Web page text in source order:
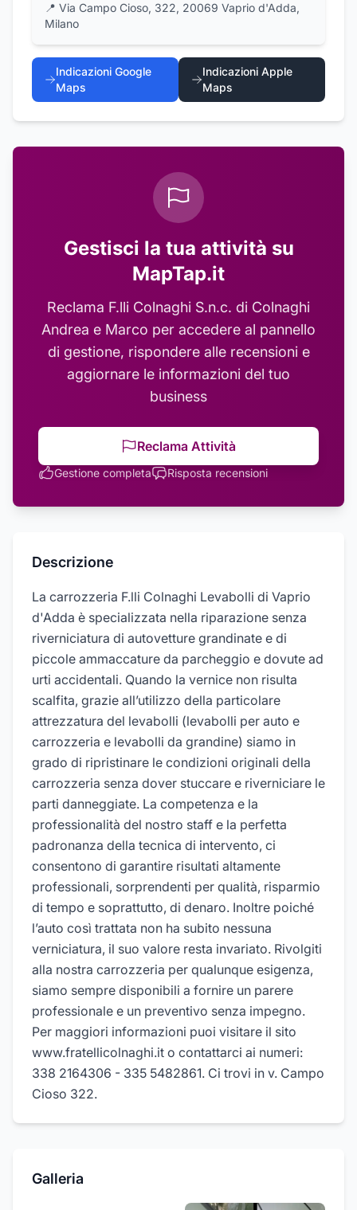
📍 Via Campo Cioso, 322, 20069 Vaprio d'Adda,
Milano
Indicazioni Google
Maps
Indicazioni Apple
Maps
Gestisci la tua attività su
MapTap.it
Reclama F.lli Colnaghi S.n.c. di Colnaghi
Andrea e Marco per accedere al pannello
di gestione, rispondere alle recensioni e
aggiornare le informazioni del tuo
business
Reclama Attività
Gestione completa Risposta recensioni
Descrizione
La carrozzeria F.lli Colnaghi Levabolli di Vaprio
d'Adda è specializzata nella riparazione senza
riverniciatura di autovetture grandinate e di
piccole ammaccature da parcheggio e dovute ad
urti accidentali. Quando la vernice non risulta
scalfita, grazie all’utilizzo della particolare
attrezzatura del levabolli (levabolli per auto e
carrozzeria e levabolli da grandine) siamo in
grado di ripristinare le condizioni originali della
carrozzeria senza dover stuccare e riverniciare le
parti danneggiate. La competenza e la
professionalità del nostro staff e la perfetta
padronanza della tecnica di intervento, ci
consentono di garantire risultati altamente
professionali, sorprendenti per qualità, risparmio
di tempo e soprattutto, di denaro. Inoltre poiché
l’auto così trattata non ha subito nessuna
verniciatura, il suo valore resta invariato. Rivolgiti
alla nostra carrozzeria per qualunque esigenza,
siamo sempre disponibili a fornire un parere
professionale e un preventivo senza impegno.
Per maggiori informazioni puoi visitare il sito
www.fratellicolnaghi.it o contattarci ai numeri:
338 2164306 - 335 5482861. Ci trovi in v. Campo
Cioso 322.
Galleria